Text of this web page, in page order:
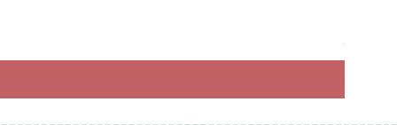
26,00
2
,